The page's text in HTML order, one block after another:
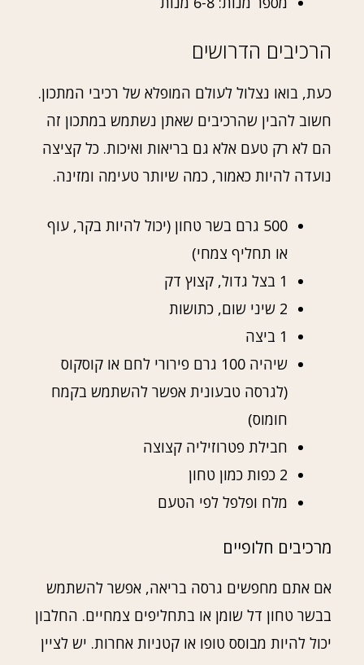
הרכיבים הדרושים
כעת, בואו נצלול לעולם המופלא של רכיבי המתכון.
חשוב להבין שהרכיבים שאתן נשתמש במתכון זה
הם לא רק טעם אלא גם בריאות ואיכות. כל קציצה
נועדה להיות כאמור, כמה שיותר טעימה ומזינה.
500 גרם בשר טחון (יכול להיות בקר, עוף
או תחליף צמחי)
1 בצל גדול, קצוץ דק
2 שיני שום, כתושות
1 ביצה
שיהיה 100 גרם פירורי לחם או קוסקוס
(לגרסה טבעונית אפשר להשתמש בקמח
חומוס)
חבילת פטרוזיליה קצוצה
2 כפות כמון טחון
מלח ופלפל לפי הטעם
מרכיבים חלופיים
אם אתם מחפשים גרסה בריאה, אפשר להשתמש
בבשר טחון דל שומן או בתחליפים צמחיים. החלבון
יכול להיות מבוסס טופו או קטניות אחרות. יש לציין